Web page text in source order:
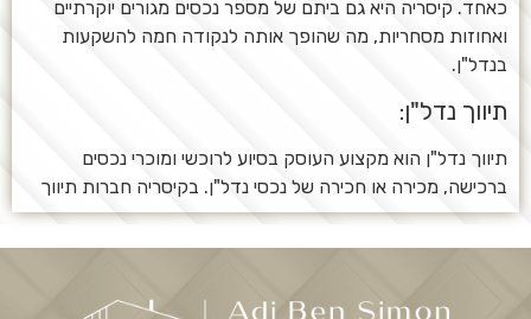
כאחד. קיסריה היא גם ביתם של מספר נכסים מגורים יוקרתיים
ואחוזות מסחריות, מה שהופך אותה לנקודה חמה להשקעות
בנדל"ן.
תיווך נדל"ן:
תיווך נדל"ן הוא מקצוע העוסק בסיוע לרוכשי ומוכרי נכסים
ברכישה, מכירה או חכירה של נכסי נדל"ן. בקיסריה חברות תיווך
נדל"ן הן שחקניות חיוניות בשוק הנדל"ן. חברות אלה מציעות
שירותים ללקוחות, כולל הערכות שווי לרכוש, רישום נכסים, ניהול
למוכרים, ומחברות ביניהן כדי להבטיח עסקאות נכסים מוצלחות.